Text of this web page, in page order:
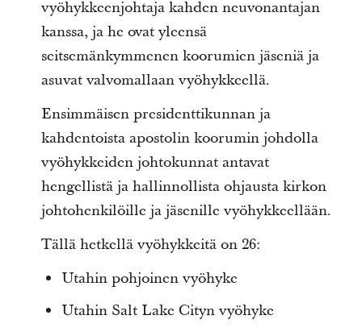
vyöhykkeenjohtaja kahden neuvonantajan
kanssa, ja he ovat yleensä
seitsemänkymmenen koorumien jäseniä ja
asuvat valvomallaan vyöhykkeellä.
Ensimmäisen presidenttikunnan ja
kahdentoista apostolin koorumin johdolla
vyöhykkeiden johtokunnat antavat
hengellistä ja hallinnollista ohjausta kirkon
johtohenkilöille ja jäsenille vyöhykkeellään.
Tällä hetkellä vyöhykkeitä on 26:
Utahin pohjoinen vyöhyke
Utahin Salt Lake Cityn vyöhyke